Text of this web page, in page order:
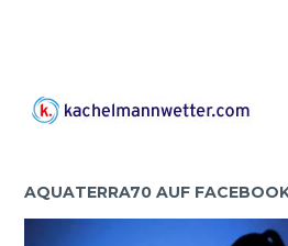
AQUATERRA70 AUF